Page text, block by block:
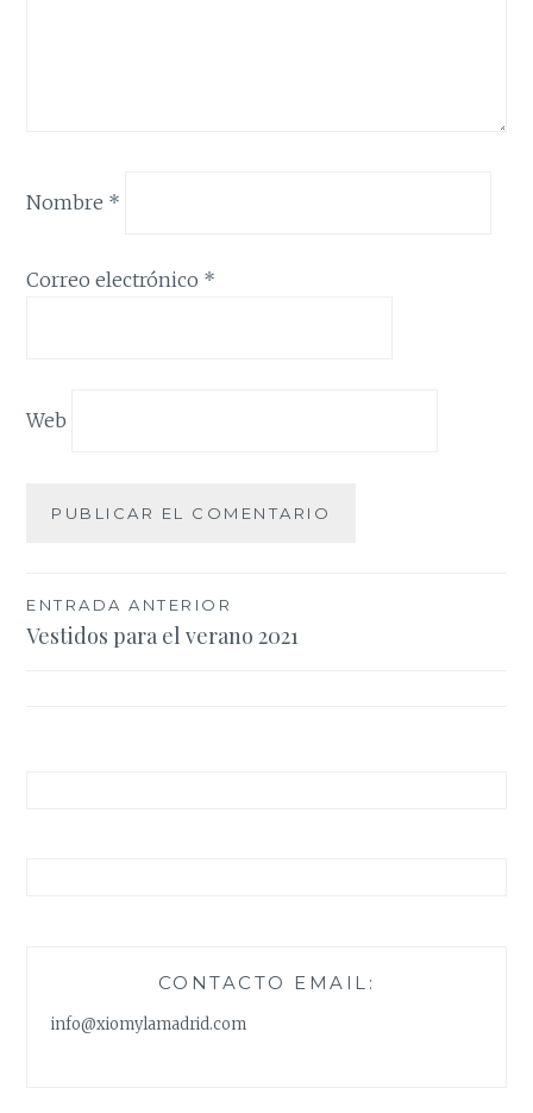
Nombre *
Correo electrónico *
Web
Navegación
de
ENTRADA ANTERIOR
Vestidos para el verano 2021
CONTACTO EMAIL:
info@xiomylamadrid.com